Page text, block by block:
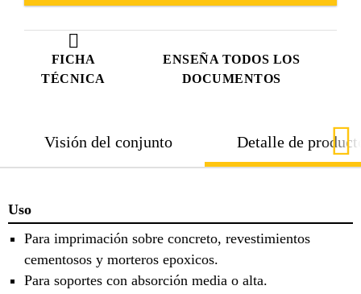
FICHA
TÉCNICA
ENSEÑA TODOS LOS
DOCUMENTOS
Visión del conjunto Detalle de
Uso
Para imprimación sobre concreto, revestimientos
cementosos y morteros epoxicos.
Para soportes con absorción media o alta.